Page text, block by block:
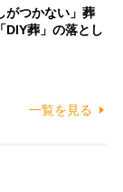
がつかない」葬
DIY葬」の落とし
一覧を見る